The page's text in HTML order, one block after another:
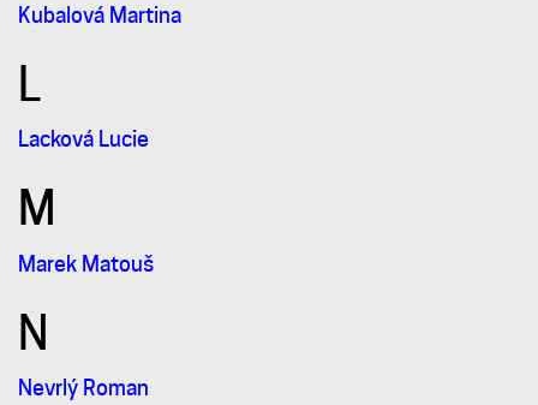
Kubalová Martina
L
Lacková Lucie
M
Marek Matouš
N
Nevrlý Roman